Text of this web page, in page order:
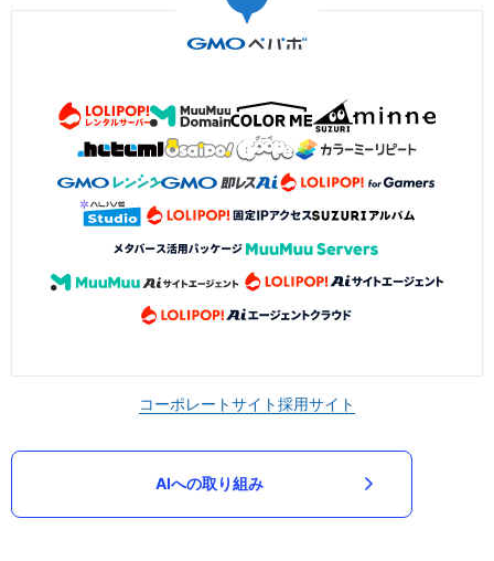
コーポレートサイト採用サイト
AIへの取り組み